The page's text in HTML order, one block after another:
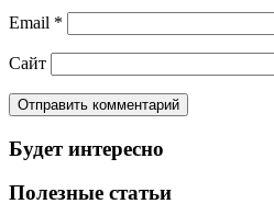
Email *
Сайт
Будет интересно
Полезные статьи